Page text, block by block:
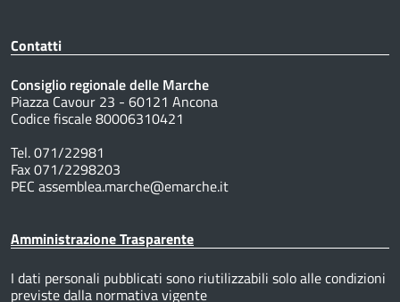
Contatti
Consiglio regionale delle Marche
Piazza Cavour 23 - 60121 Ancona
Codice fiscale 80006310421
Tel. 071/22981
Fax 071/2298203
PEC assemblea.marche@emarche.it
Amministrazione Trasparente
I dati personali pubblicati sono riutilizzabili solo alle condizioni
previste dalla normativa vigente